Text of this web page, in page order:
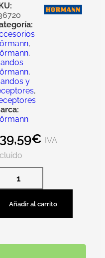
,
,
,
y
,
€ IVA
Añadir al carrito